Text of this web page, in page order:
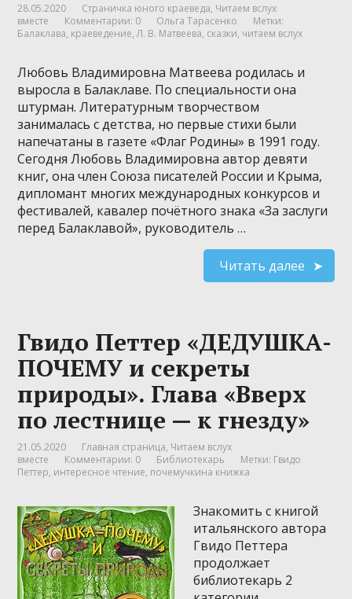
28.05.2020 Страничка юного краеведа, Читаем вслух
вместе
Комментарии: 0 Ольга Тарасенко
Метки:
Балаклава, краеведение,Л. В. Матвеева, сказки, читаем вслух
Любовь Владимировна Матвеева родилась и
выросла в Балаклаве. По специальности она
штурман. Литературным творчеством
занималась с детства, но первые стихи были
напечатаны в газете «Флаг Родины» в 1991 году.
Сегодня Любовь Владимировна автор девяти
книг, она член Союза писателей России и Крыма,
дипломант многих международных конкурсов и
фестивалей, кавалер почётного знака «За заслуги
перед Балаклавой», руководитель …
Читать далее
Гвидо Петтер «ДЕДУШКА-
ПОЧЕМУ и секреты
природы». Глава «Вверх
по лестнице — к гнезду»
21.05.2020 Главная страница, Читаем вслух
вместе
Комментарии: 0 Библиотекарь Метки: Гвидо
Петтер, интересное чтение, почемучкина книжка
Знакомить с книгой
итальянского автора
Гвидо Петтера
продолжает
библиотекарь 2